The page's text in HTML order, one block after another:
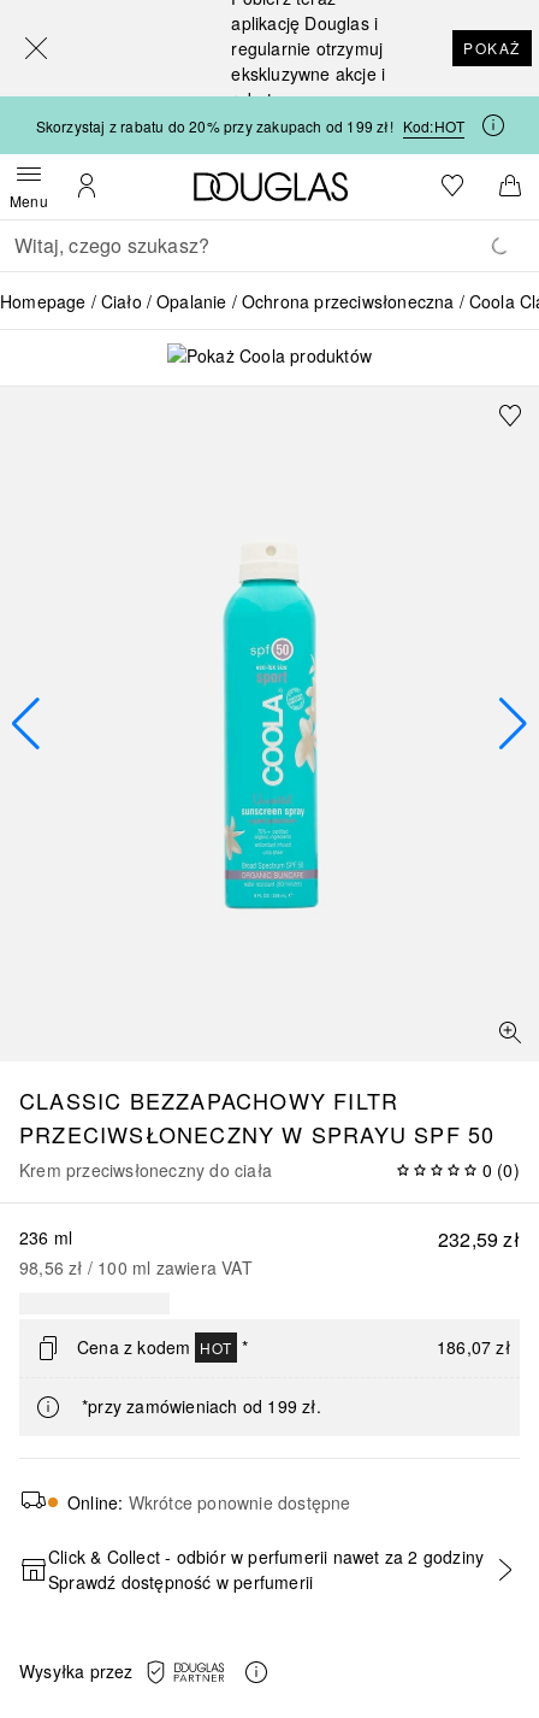
aplikację Douglas i
regularnie otrzymuj
ekskluzywne akcje i
rabaty
POKAŻ
Skorzystaj z rabatu do 20% przy zakupach od 199 zł! Kod:HOT
MenuOtwórz menuMoje konto
Strona główna Douglas
Do listyDo
Wracać
Wykonaj wyszukiwanie
Homepage Ciało Opalanie Ochrona przeciwsłoneczna Coola
CLASSIC BEZZAPACHOWY FILTR
PRZECIWSŁONECZNY W SPRAYU SPF 50
Krem przeciwsłoneczny do ciała 0 (0)
232,59 zł
236 ml
98,56 zł / 100 ml zawiera VAT
Cena z kodem HOT * 186,07 zł
*przy zamówieniach od 199 zł.
Online: Wkrótce ponownie dostępne
Click & Collect - odbiór w perfumerii nawet za 2 godziny
Sprawdź dostępność w perfumerii
Wysyłka przez
[navigation.slideout.screenreader]